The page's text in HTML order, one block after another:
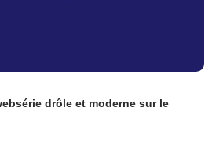
drôle et moderne sur le